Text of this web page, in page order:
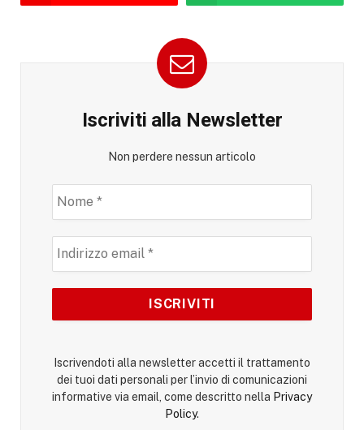
Iscriviti alla Newsletter
Non perdere nessun articolo
Iscrivendoti alla newsletter accetti il trattamento
dei tuoi dati personali per l’invio di comunicazioni
informative via email, come descritto nella Privacy
Policy.